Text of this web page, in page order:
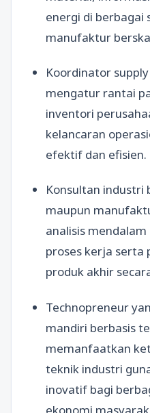
energi di berbagai
manufaktur
Koordinator
mengatur rantai
inventori
kelancaran
efektif dan efisien.
Konsultan industri
maupun
analisis
proses kerja serta
produk akhir
Technopreneur
mandiri berbasis
memanfaatkan
teknik industri
inovatif bagi
ekonomi